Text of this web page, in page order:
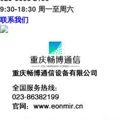
9:30-18:30 周一至周六
联系我们